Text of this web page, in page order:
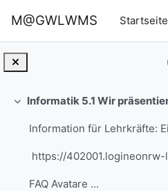
M@GWLWMS Startseite
Einklappen
FAQ Avatare ...